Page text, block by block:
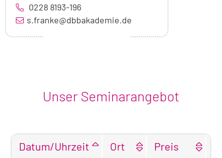
0228 8193-196
s.franke@dbbakademie.de
Unser Seminarangebot
Datum/Uhrzeit Ort Preis